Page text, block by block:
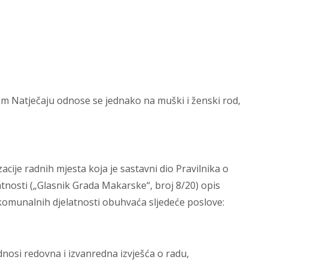
Natječaju odnose se jednako na muški i ženski rod,
radnih mjesta koja je sastavni dio Pravilnika o
(„Glasnik Grada Makarske“, broj 8/20) opis
djelatnosti obuhvaća sljedeće poslove:
redovna i izvanredna izvješća o radu,